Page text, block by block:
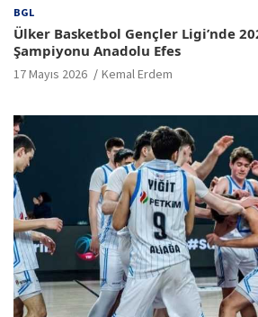
BGL
Ülker Basketbol Gençler Ligi’nde
Şampiyonu Anadolu Efes
17 Mayıs 2026 Kemal Erdem